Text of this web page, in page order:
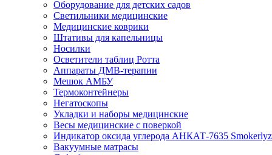
Оборудование для детских садов
Светильники медицинские
Медицинские коврики
Штативы для капельницы
Носилки
Осветители таблиц Ротта
Аппараты ДМВ-терапии
Мешок АМБУ
Термоконтейнеры
Негатоскопы
Укладки и наборы медицинские
Весы медицинские с поверкой
Индикатор оксида углерода АНКАТ-7635
Вакуумные матрасы